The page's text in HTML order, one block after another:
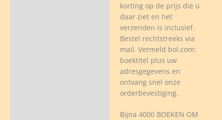
korting op de prijs die u
daar ziet en het
verzenden is inclusief.
Bestel rechtstreeks via
mail. Vermeld bol.com:
boektitel plus uw
adresgegevens en
ontvang snel onze
orderbevestiging.
Bijna 4000 BOEKEN OM